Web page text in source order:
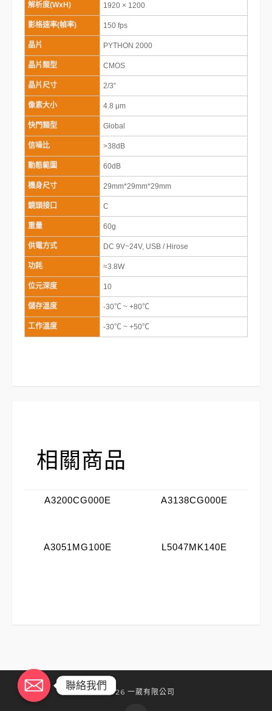
解析度(WxH) 1920 × 1200
影格速率(幀率) 150 fps
晶片 PYTHON 2000
晶片類型 CMOS
晶片尺寸 2/3″
像素大小 4.8 μm
快門類型 Global
信噪比 >38dB
動態範圍 60dB
機身尺寸 29mm*29mm*29mm
鏡頭接口 C
重量 60g
供電方式 DC 9V~24V, USB / Hirose
功耗 ≈3.8W
位元深度 10
儲存溫度 -30℃ ~ +80℃
工作溫度 -30℃ ~ +50℃
相關商品
A3200CG000E A3138CG000E
A3051MG100E L5047MK140E
©2026 一葳有限公司
聯絡我們
聯絡我們